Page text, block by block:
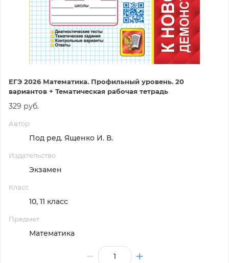
ЕГЭ 2026 Математика. Профильный уровень. 20
вариантов + Тематическая рабочая тетрадь
329 руб.
Автор
Под ред. Ященко И. В.
Издательство
Экзамен
Класс
10, 11 класс
Предмет
Математика